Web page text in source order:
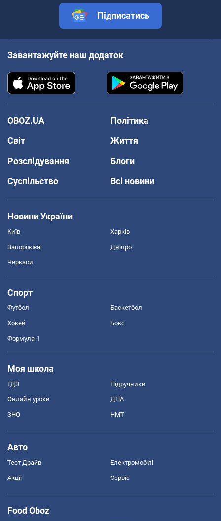
Підписатись
Завантажуйте наш додаток
OBOZ.UA
Політика
Світ
Життя
Розслідування
Блоги
Суспільство
Всі новини
Новини України
Київ Харків
Запоріжжя Дніпро
Черкаси
Спорт
Футбол Баскетбол
Хокей Бокс
Формула-1
Моя школа
ГДЗ Підручники
Онлайн уроки ДПА
ЗНО НМТ
Авто
Тест Драйв Електромобілі
Акції Сервіс
Food Oboz